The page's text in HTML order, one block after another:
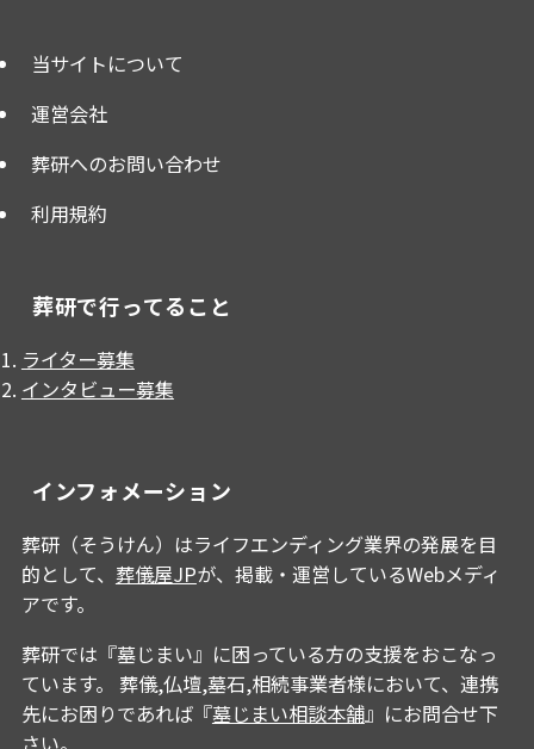
当サイトについて
運営会社
葬研へのお問い合わせ
利用規約
葬研で行ってること
ライター募集
インタビュー募集
インフォメーション
葬研（そうけん）はライフエンディング業界の発展を目
的として、 葬儀屋JPが、掲載・運営しているWebメディ
アです。
葬研では『墓じまい』に困っている方の支援をおこなっ
ています。 葬儀,仏壇,墓石,相続事業者様において、連携
先にお困りであれば『墓じまい相談本舗』にお問合せ下
さい。